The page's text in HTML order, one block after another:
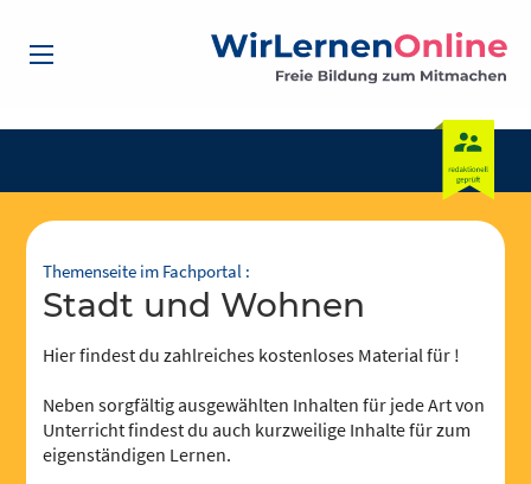
Themenseite im Fachportal :
Stadt und Wohnen
Hier findest du zahlreiches kostenloses Material für !
Neben sorgfältig ausgewählten Inhalten für jede Art von
Unterricht findest du auch kurzweilige Inhalte für zum
eigenständigen Lernen.